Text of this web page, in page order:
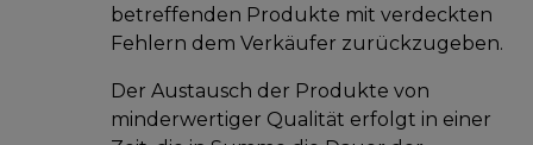
betreffenden Produkte mit verdeckten
Fehlern dem Verkäufer zurückzugeben.
Der Austausch der Produkte von
minderwertiger Qualität erfolgt in einer